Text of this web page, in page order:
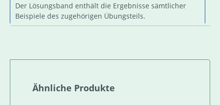
Der Lösungsband enthält die Ergebnisse sämtlicher
Beispiele des zugehörigen Übungsteils.
Produktgalerie überspringen
Ähnliche Produkte